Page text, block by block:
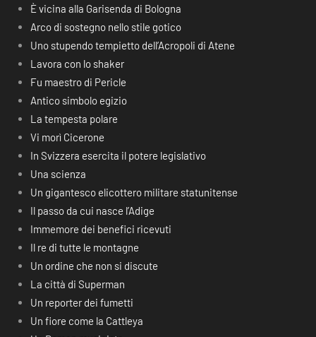
È vicina alla Garisenda di Bologna
Arco di sostegno nello stile gotico
Uno stupendo tempietto dell’Acropoli di Atene
Lavora con lo shaker
Fu maestro di Pericle
Antico simbolo egizio
La tempesta polare
Vi morì Cicerone
In Svizzera esercita il potere legislativo
Una scienza
Un gigantesco elicottero militare statunitense
Il passo da cui nasce l’Adige
Immemore dei benefici ricevuti
Il re di tutte le montagne
Un ordine che non si discute
La città di Superman
Un reporter dei fumetti
Un fiore come la Cattleya